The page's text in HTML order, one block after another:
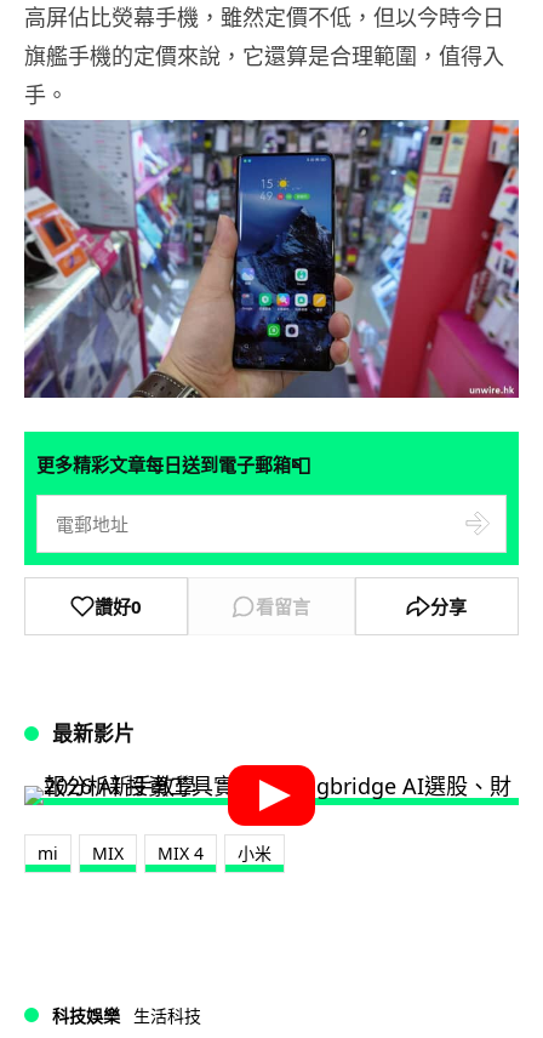
高屏佔比熒幕手機，雖然定價不低，但以今時今日
旗艦手機的定價來說，它還算是合理範圍，值得入
手。
更多精彩文章每日送到電子郵箱📮
讚好0 看留言 分享
最新影片
mi MIX MIX 4 小米
科技娛樂 生活科技